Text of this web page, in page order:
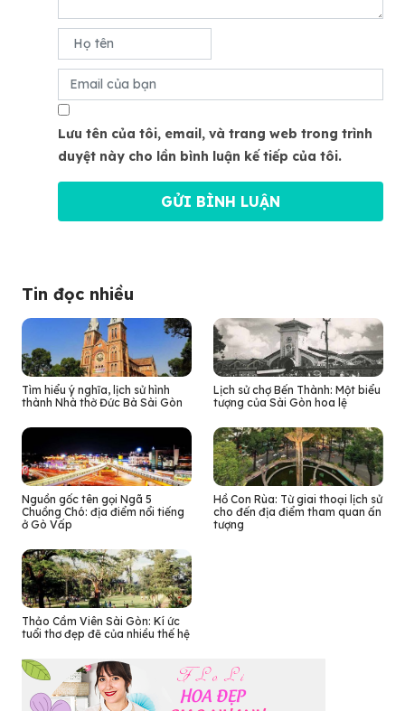
Lưu tên của tôi, email, và trang web trong trình
duyệt này cho lần bình luận kế tiếp của tôi.
Tin đọc nhiều
Tìm hiểu ý nghĩa, lịch sử hình
thành Nhà thờ Đức Bà Sài Gòn
Lịch sử chợ Bến Thành: Một biểu
tượng của Sài Gòn hoa lệ
Nguồn gốc tên gọi Ngã 5
Chuồng Chó: địa điểm nổi tiếng
ở Gò Vấp
Hồ Con Rùa: Từ giai thoại lịch sử
cho đến địa điểm tham quan ấn
tượng
Thảo Cầm Viên Sài Gòn: Kí ức
tuổi thơ đẹp đẽ của nhiều thế hệ